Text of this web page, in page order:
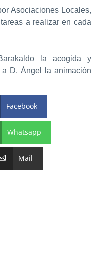
Asociaciones Locales,
a realizar en cada
la acogida y
D. Ángel la animación
Facebook
Whatsapp
Mail